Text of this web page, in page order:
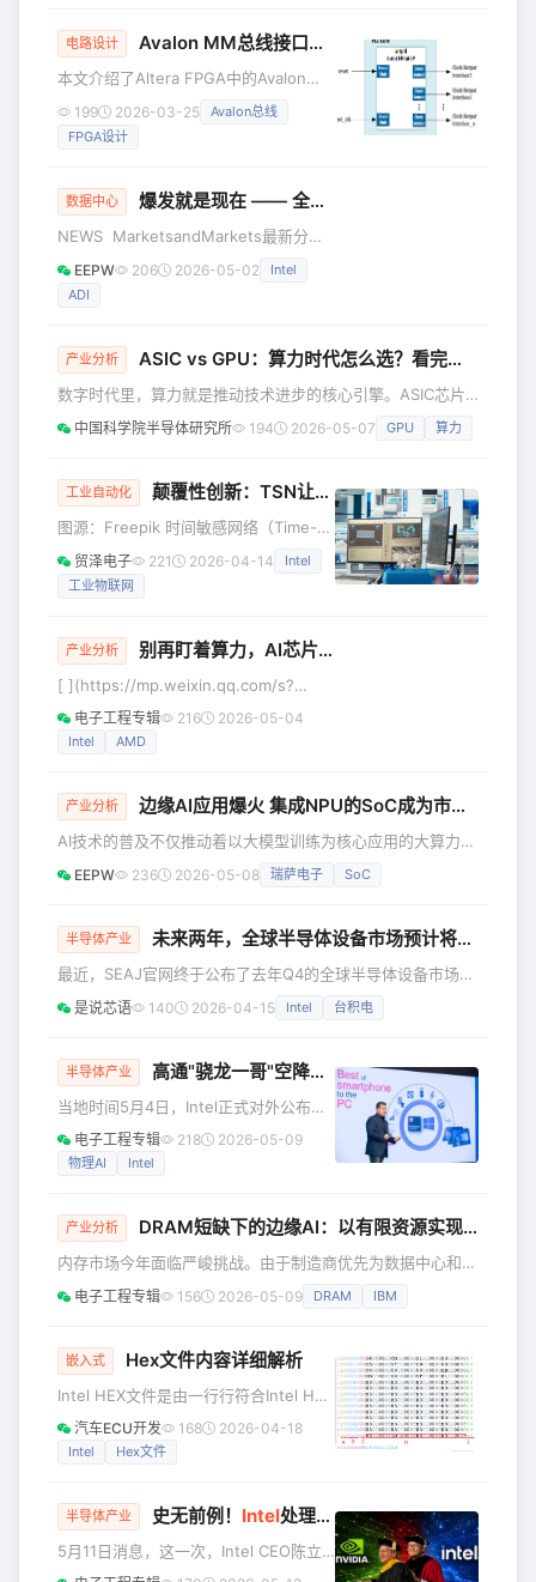
收盘暴涨23.6%，
化，已率先完成九天35B模型的全流程适配与推理验证。这不
仅是国产GPU与央企大模型的深度协同，更意味着国产AI算力
已具备支撑行业级大模型规模化落地的核心能力。 软硬协
电路设计 Avalon MM总线接口详解：FPGA设计必备指南
本文介绍了Altera FPGA中的Avalon
MM总线接口规范，包括Avalon时钟接
口、复位接口、存储器映射接口和
199 2026-03-25
Avalon总线
FPGA设计
数据中心 爆发就是现在 —— 全球数据中心半导体市场2029预测
NEWS MarketsandMarkets最新分析
报告预计，全球数据中心半导体市场规
核心驱动因素包括：AI及生成式AI工作负
载的快速扩张、超大规模云服务商的投
入加码、高性能计算与加速处理器需求
攀升、高带宽内存（HBM）等先进存储
EEPW 206 2026-05-02
Intel
ADI
产业分析 ASIC vs GPU：算力时代怎么选？看完这张对比表就不纠结了
数字时代里，算力就是推动技术进步的核心引擎。ASIC芯片
和GPU作为两种最核心的算力载体，各自在特定领域都有着
到专业的参考。 1. 先给核心结论 ASIC是为单一任务优化的专
用芯片，GPU是面向通用并行计算的灵活方案，两者没有绝
对好坏，只看你用在什么地方。核心差异我整理了一张对比
表，一目了
中国科学院半导体研究所 194 2026-05-07 GPU 算力
工业自动化 颠覆性创新：TSN让数据驱动的制造业走得又“快”又“稳”！
图源：Freepik 时间敏感网络（Time-
Sensitive Networking，TSN）的本质
是一组IEEE 802.1标准，实现了精确的
应用。TSN允许各种数据类型（包括人
机界面/监控与数据采集、控制信号和信
息技术流量）在单一网络上共存，从而
简化架构、降低成本、提高运行时间并
增强数据透明度。 简单来说，它的目标
贸泽电子 221 2026-04-14
Intel
工业物联网
产业分析 别再盯着算力，AI芯片下半场的胜负手是……
[ ](https://mp.weixin.qq.com/s?
当英伟达CEO黄仁勋在2026年GTC大会
电子工程专辑 216 2026-05-04
Intel AMD
产业分析 边缘AI应用爆火 集成NPU的SoC成为市场新宠
AI技术的普及不仅推动着以大模型训练为核心应用的大算力基
础设施市场繁荣，同时也极大推动了边缘AI应用的快速普及。
算力、低功耗、高集成、高可靠”的综合能力比拼。在此行业
NPU、GPU、ISP、存储控制器、接口模块等核心组件集成于
单一
EEPW 236 2026-05-08 瑞萨电子 SoC
半导体产业 未来两年，全球半导体设备市场预计将一片大好......
最近，SEAJ官网终于公布了去年Q4的全球半导体设备市场数
据（数据来源：SEAJ、SEMI）。单季度市场规模362.8亿美
很容易理解 -- 根据我个人推算，今年全球芯片市场将达到1.1
万亿美金的规模（见下图）。下游高端算力芯片和存储器芯片
都大面积缺货的背景下，各大晶圆厂大规模扩产已
是说芯语 140 2026-04-15 Intel 台积电
半导体产业 高通"骁龙一哥"空降英特尔，执掌PC+物理AI
当地时间5月4日，Intel正式对外公布两
项核心高管任命，全面强化核心业务布
局与AI创新战略。 其中，高通技术公司
动。 Katouzian出任新设业务集团EVP
Katouzian将于本月正式加入Intel，出任
公司执行副总裁兼新设立的"客户端计算
电子工程专辑 218 2026-05-09
物理AI Intel
产业分析 DRAM短缺下的边缘AI：以有限资源实现更高性能
内存市场今年面临严峻挑战。由于制造商优先为数据中心和大
规模AI工作负载供应DDR5和高带宽内存(HBM)，内存供应趋
通常处于市场优先级的超大规模云厂商，也仅获得了约70%的
分配容量。分析师预计，这种紧张局面将贯穿2026年全年，
甚至可能延续至2027年。 这种压力并非均匀分布。价格涨幅
电子工程专辑 156 2026-05-09 DRAM IBM
嵌入式 Hex文件内容详细解析
Intel HEX文件是由一行行符合Intel HEX
文件格式的文本所构成的ASCII文本文
件。在Intel HEX文件中，每一行包含一
成。Intel HEX文件通常用于传输将被存
多数EPROM编程器或模拟器使用Intel
汽车ECU开发 168 2026-04-18
Intel Hex文件
半导体产业 史无前例！ Intel处理器将集成N卡
5月11日消息，这一次，Intel CEO陈立
武站在了黄仁勋背后。 当地时间5月10